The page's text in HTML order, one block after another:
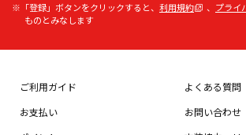
※「登録」ボタンをクリックすると、 利用規約 、 プライ
ものとみなします
ご利用ガイド
お支払い
よくある質問
お問い合わせ